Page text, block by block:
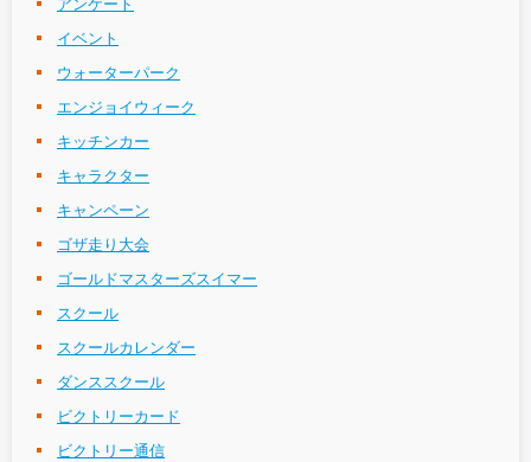
アンケート
イベント
ウォーターパーク
エンジョイウィーク
キッチンカー
キャラクター
キャンペーン
ゴザ走り大会
ゴールドマスターズスイマー
スクール
スクールカレンダー
ダンススクール
ビクトリーカード
ビクトリー通信